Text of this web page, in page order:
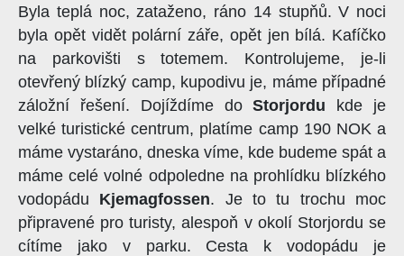
Byla teplá noc, zataženo, ráno 14 stupňů. V noci
byla opět vidět polární záře, opět jen bílá. Kafíčko
na parkovišti s totemem. Kontrolujeme, je-li
otevřený blízký camp, kupodivu je, máme případné
záložní řešení. Dojíždíme doStorjordu kde je
velké turistické centrum, platíme camp 190 NOK a
máme vystaráno, dneska víme, kde budeme spát a
máme celé volné odpoledne na prohlídku blízkého
vodopádu Kjemagfossen. Je to tu trochu moc
připravené pro turisty, alespoň v okolí Storjordu se
cítíme jako v parku. Cesta k vodopádu je